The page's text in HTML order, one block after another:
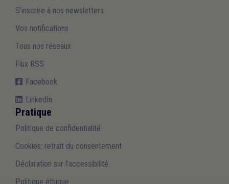
S'inscrire à nos newsletters
Vos notifications
Tous nos réseaux
Flux RSS
Facebook
LinkedIn
Pratique
Politique de confidentialité
Cookies: retrait du consentement
Déclaration sur l'accessibilité
Politique éthique